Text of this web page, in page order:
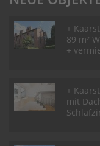
+
89 m²
+
+
mit